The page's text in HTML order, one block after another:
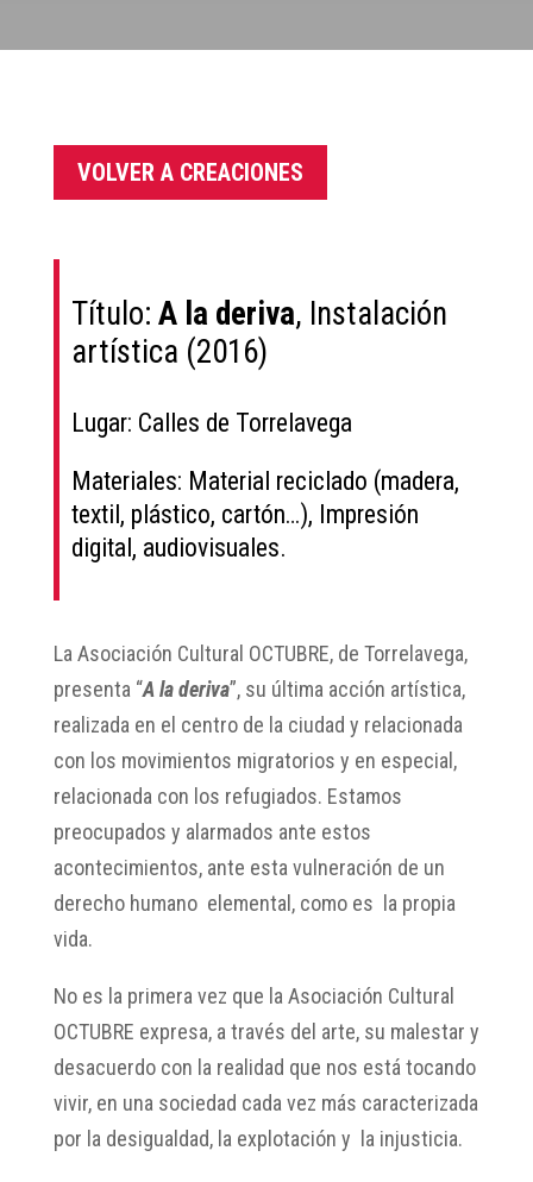
VOLVER A CREACIONES
Título: A la deriva, Instalación
artística (2016)
Lugar: Calles de Torrelavega
Materiales: Material reciclado (madera,
textil, plástico, cartón…), Impresión
digital, audiovisuales.
La Asociación Cultural OCTUBRE, de Torrelavega,
presenta “A la deriva”, su última acción artística,
realizada en el centro de la ciudad y relacionada
con los movimientos migratorios y en especial,
relacionada con los refugiados. Estamos
preocupados y alarmados ante estos
acontecimientos, ante esta vulneración de un
derecho humano elemental, como es la propia
vida.
No es la primera vez que la Asociación Cultural
OCTUBRE expresa, a través del arte, su malestar y
desacuerdo con la realidad que nos está tocando
vivir, en una sociedad cada vez más caracterizada
por la desigualdad, la explotación y la injusticia.